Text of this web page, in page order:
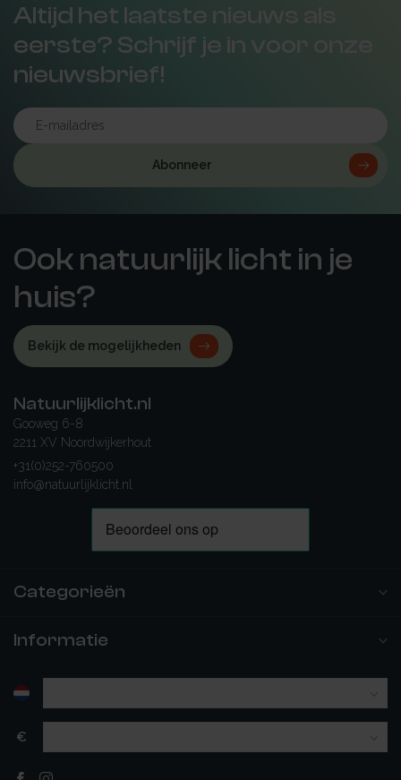
Altijd het laatste nieuws als
eerste? Schrijf je in voor onze
nieuwsbrief!
Abonneer
Ook natuurlijk licht in je
huis?
Bekijk de mogelijkheden
Natuurlijklicht.nl
Gooweg 6-8
2211 XV Noordwijkerhout
+31(0)252-760500
info@natuurlijklicht.nl
Categorieën
Informatie
€